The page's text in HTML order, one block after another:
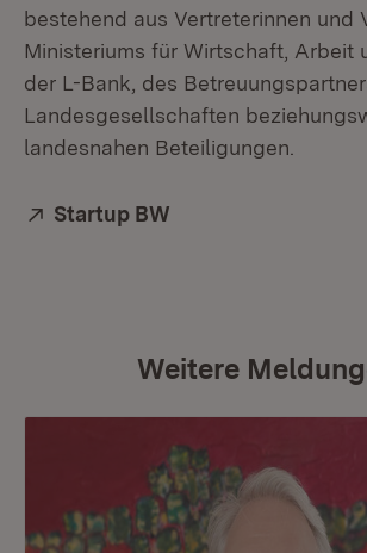
bestehend aus Vertreterinnen und
Ministeriums für Wirtschaft, Arbeit
der L-Bank, des
Landesgesellschaften
landesnahen Beteiligungen.
Extern:
Startup BW
Weitere